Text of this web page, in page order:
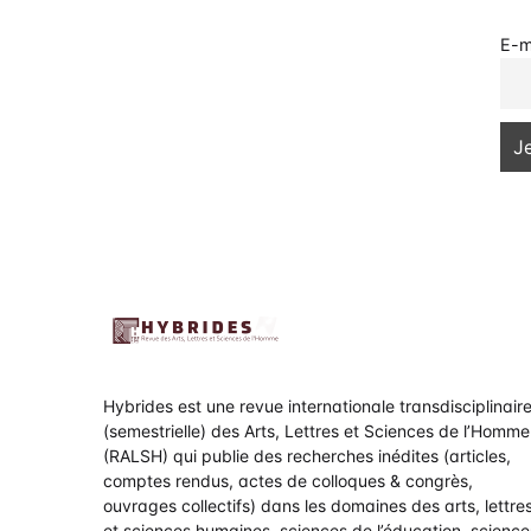
E-
Hybrides est une revue internationale transdisciplinaire
(semestrielle) des Arts, Lettres et Sciences de l’Homme
(RALSH) qui publie des recherches inédites (articles,
comptes rendus, actes de colloques & congrès,
ouvrages collectifs) dans les domaines des arts,